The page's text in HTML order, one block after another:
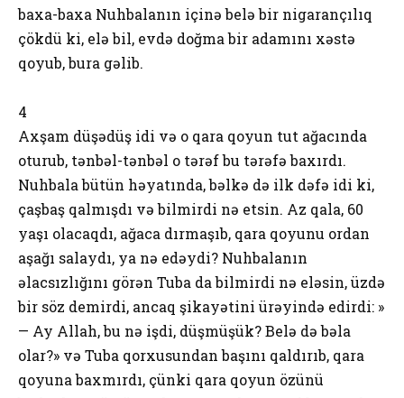
baxa-baxa Nuhbalanın içinə belə bir nigarançılıq
çökdü ki, elə bil, evdə doğma bir adamını xəstə
qoyub, bura gəlib.
4
Axşam düşədüş idi və o qara qoyun tut ağacında
oturub, tənbəl-tənbəl o tərəf bu tərəfə baxırdı.
Nuhbala bütün həyatında, bəlkə də ilk dəfə idi ki,
çaşbaş qalmışdı və bilmirdi nə etsin. Az qala, 60
yaşı olacaqdı, ağaca dırmaşıb, qara qoyunu ordan
aşağı salaydı, ya nə edəydi? Nuhbalanın
əlacsızlığını görən Tuba da bilmirdi nə eləsin, üzdə
bir söz demirdi, ancaq şikayətini ürəyində edirdi: »
— Ay Allah, bu nə işdi, düşmüşük? Belə də bəla
olar?» və Tuba qorxusundan başını qaldırıb, qara
qoyuna baxmırdı, çünki qara qoyun özünü